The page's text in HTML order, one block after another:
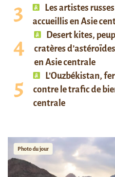
Les artistes
accueillis en Asie
Desert kites,
cratères
en Asie centrale
L’Ouzbékistan,
contre le trafic de
centrale
Photo du jour